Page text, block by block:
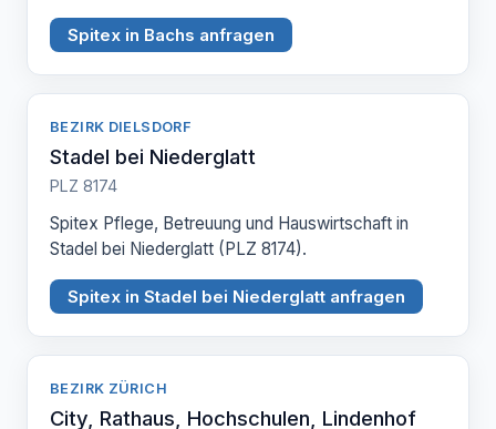
Spitex in Bachs anfragen
BEZIRK DIELSDORF
Stadel bei Niederglatt
PLZ 8174
Spitex Pflege, Betreuung und Hauswirtschaft in
Stadel bei Niederglatt (PLZ 8174).
Spitex in Stadel bei Niederglatt anfragen
BEZIRK ZÜRICH
City, Rathaus, Hochschulen, Lindenhof